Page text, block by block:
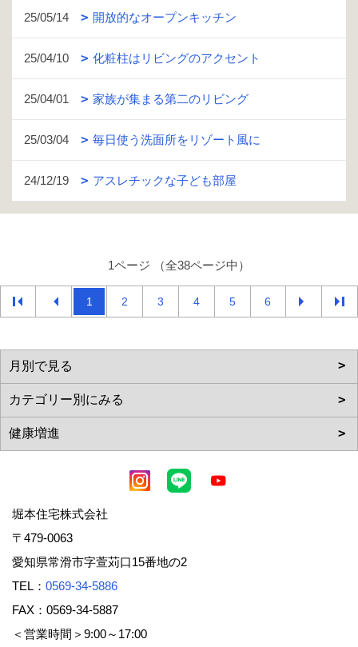
25/05/14 開放的なオープンキッチン
25/04/10 化粧柱はリビングのアクセント
25/04/01 家族が集まる第二のリビング
25/03/04 毎日使う洗面所をリゾート風に
24/12/19 アスレチックな子ども部屋
1ページ （全38ページ中）
1 2 3 4 5 6
堀本住宅株式会社
〒479-0063
愛知県常滑市字萱苅口15番地の2
TEL： 0569-34-5886
FAX：0569-34-5887
＜営業時間＞9:00～17:00